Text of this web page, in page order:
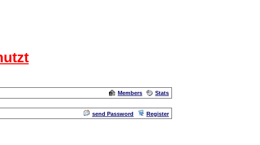
Members
Stats
send Password Register